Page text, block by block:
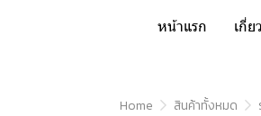
หน้าแรก เกี่ย
Home สินค้าทั้งหมด